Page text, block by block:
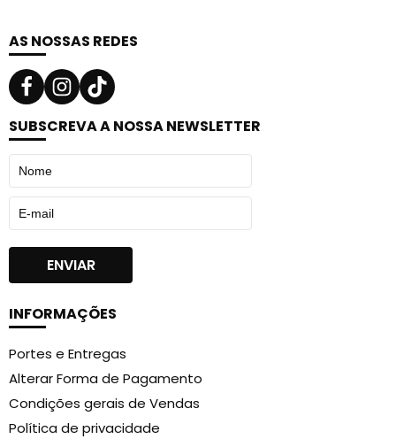
AS NOSSAS REDES
SUBSCREVA A NOSSA NEWSLETTER
INFORMAÇÕES
Portes e Entregas
Alterar Forma de Pagamento
Condições gerais de Vendas
Política de privacidade